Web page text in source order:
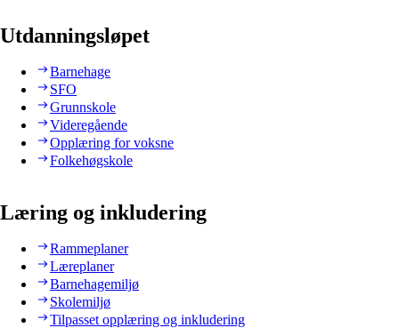
Utdanningsløpet
Barnehage
SFO
Grunnskole
Videregående
Opplæring for voksne
Folkehøgskole
Læring og inkludering
Rammeplaner
Læreplaner
Barnehagemiljø
Skolemiljø
Tilpasset opplæring og inkludering